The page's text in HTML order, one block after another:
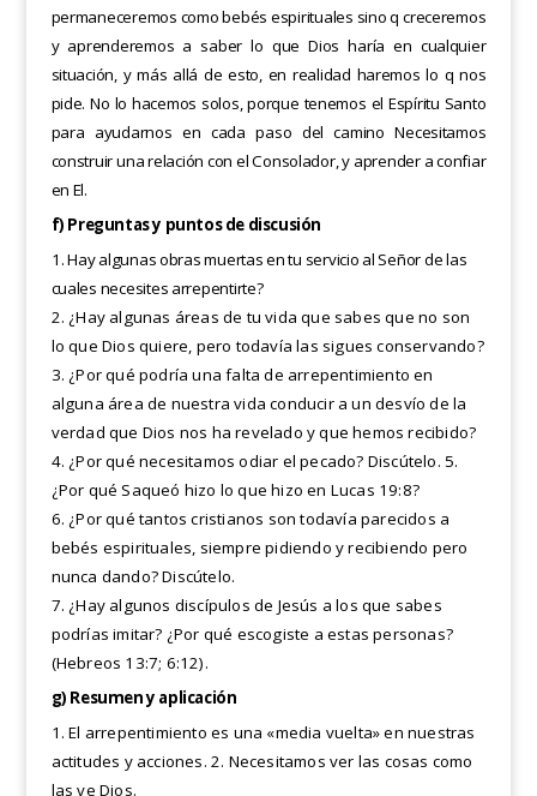
permaneceremos como bebés espirituales sino q creceremos
y aprenderemos a saber lo que Dios haría en cualquier
situación, y más allá de esto, en realidad haremos lo q nos
pide. No lo hacemos solos, porque tenemos el Espíritu Santo
para ayudarnos en cada paso del camino Necesitamos
construir una relación con el Consolador, y aprender a confiar
en El.
f) Preguntas y puntos de discusión
1 . Hay algunas obras muertas en tu servicio al Señor de las
cuales necesites arrepentirte?
2. ¿Hay algunas áreas de tu vida que sabes que no son
lo que Dios quiere, pero todavía las sigues conservando?
3. ¿Por qué podría una falta de arrepentimiento en
alguna área de nuestra vida conducir a un desvío de la
verdad que Dios nos ha revelado y que hemos recibido?
4. ¿Por qué necesitamos odiar el pecado? Discútelo. 5.
¿Por qué Saqueó hizo lo que hizo en Lucas 19:8?
6. ¿Por qué tantos cristianos son todavía parecidos a
bebés espirituales, siempre pidiendo y recibiendo pero
nunca dando? Discútelo.
7. ¿Hay algunos discípulos de Jesús a los que sabes
podrías imitar? ¿Por qué escogiste a estas personas?
(Hebreos 13:7; 6:12).
g) Resumen y aplicación
1. El arrepentimiento es una «media vuelta» en nuestras
actitudes y acciones. 2. Necesitamos ver las cosas como
las ve Dios.